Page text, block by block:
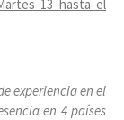
13 hasta el
experiencia en el
en 4 países